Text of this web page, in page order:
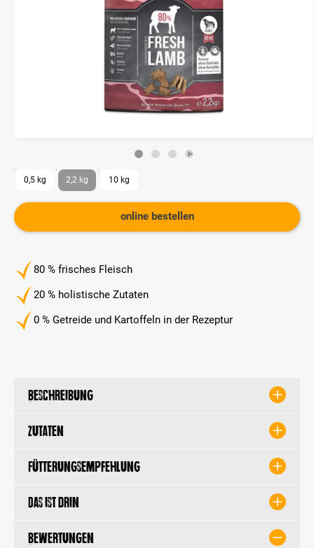
80 % frisches Fleisch
20 % holistische Zutaten
0 % Getreide und Kartoffeln in der Rezeptur
0,5 kg 2,2 kg 10 kg
online bestellen
Beschreibung
Zutaten
Fütterungsempfehlung
Das ist drin
Bewertungen